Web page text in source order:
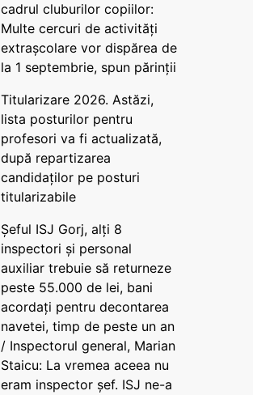
cadrul cluburilor copiilor:
Multe cercuri de activități
extrașcolare vor dispărea de
la 1 septembrie, spun părinții
Titularizare 2026. Astăzi,
lista posturilor pentru
profesori va fi actualizată,
după repartizarea
candidaților pe posturi
titularizabile
Șeful ISJ Gorj, alți 8
inspectori și personal
auxiliar trebuie să returneze
peste 55.000 de lei, bani
acordați pentru decontarea
navetei, timp de peste un an
/ Inspectorul general, Marian
Staicu: La vremea aceea nu
eram inspector șef. ISJ ne-a